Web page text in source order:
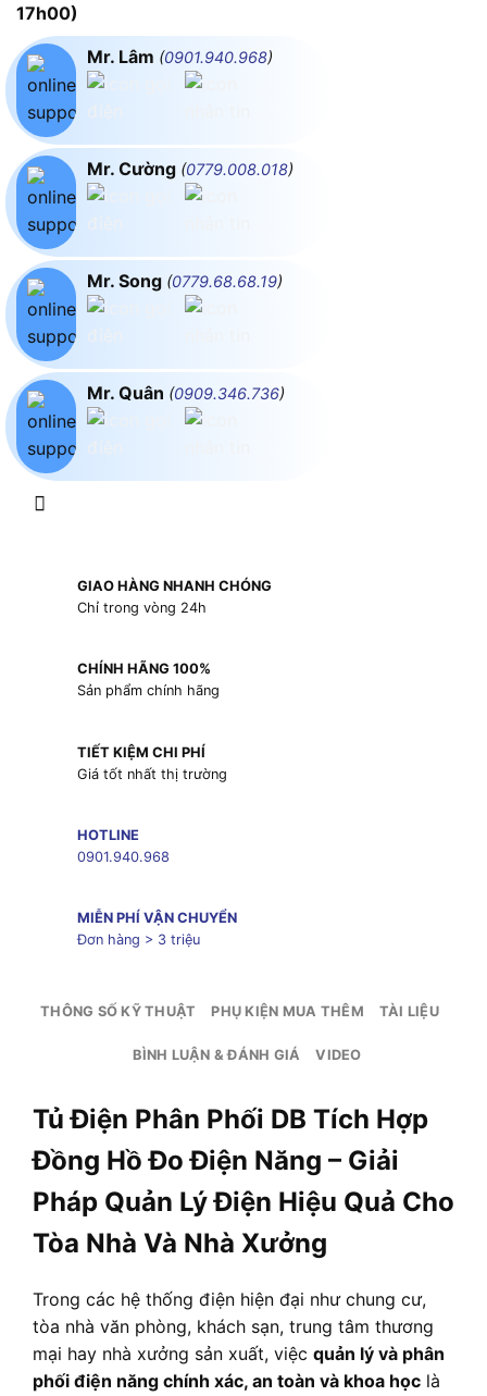
17h00)
Mr. Lâm (0901.940.968)
Mr. Cường (0779.008.018)
Mr. Song (0779.68.68.19)
Mr. Quân (0909.346.736)
GIAO HÀNG NHANH CHÓNG
Chỉ trong vòng 24h
CHÍNH HÃNG 100%
Sản phẩm chính hãng
TIẾT KIỆM CHI PHÍ
Giá tốt nhất thị trường
HOTLINE
0901.940.968
MIỄN PHÍ VẬN CHUYỂN
Đơn hàng > 3 triệu
THÔNG SỐ KỸ THUẬT PHỤ KIỆN MUA THÊM TÀI LIỆU
BÌNH LUẬN & ĐÁNH GIÁ VIDEO
Tủ Điện Phân Phối DB Tích Hợp
Đồng Hồ Đo Điện Năng – Giải
Pháp Quản Lý Điện Hiệu Quả Cho
Tòa Nhà Và Nhà Xưởng
Trong các hệ thống điện hiện đại như chung cư,
tòa nhà văn phòng, khách sạn, trung tâm thương
mại hay nhà xưởng sản xuất, việc quản lý và phân
phối điện năng chính xác, an toàn và khoa học là